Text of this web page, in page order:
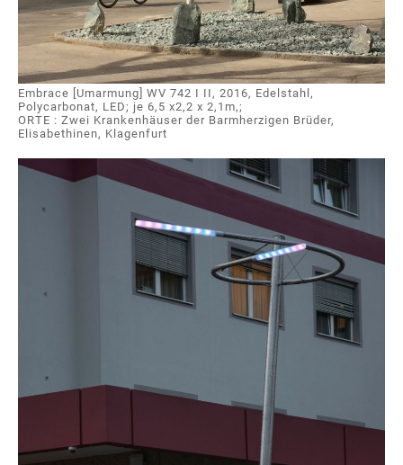
Embrace [Umarmung] WV 742 I II, 2016, Edelstahl,
Polycarbonat, LED; je 6,5 x2,2 x 2,1m,;
ORTE : Zwei Krankenhäuser der Barmherzigen Brüder,
Elisabethinen, Klagenfurt